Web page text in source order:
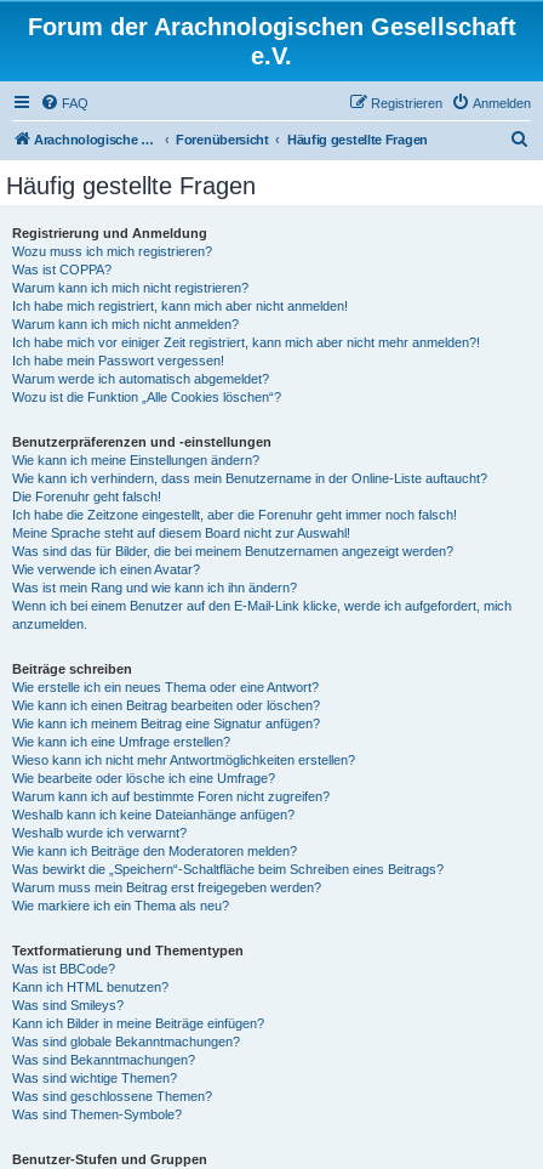
Forum der Arachnologischen Gesellschaft
e.V.
FAQ Anmelden
Registrieren
Arachnologische Gesellschaft e. V. Forenübersicht Häufig gestellte Fragen
Häufig gestellte Fragen
Registrierung und Anmeldung
Wozu muss ich mich registrieren?
Was ist COPPA?
Warum kann ich mich nicht registrieren?
Ich habe mich registriert, kann mich aber nicht anmelden!
Warum kann ich mich nicht anmelden?
Ich habe mich vor einiger Zeit registriert, kann mich aber nicht mehr anmelden?!
Ich habe mein Passwort vergessen!
Warum werde ich automatisch abgemeldet?
Wozu ist die Funktion „Alle Cookies löschen“?
Benutzerpräferenzen und -einstellungen
Wie kann ich meine Einstellungen ändern?
Wie kann ich verhindern, dass mein Benutzername in der Online-Liste auftaucht?
Die Forenuhr geht falsch!
Ich habe die Zeitzone eingestellt, aber die Forenuhr geht immer noch falsch!
Meine Sprache steht auf diesem Board nicht zur Auswahl!
Was sind das für Bilder, die bei meinem Benutzernamen angezeigt werden?
Wie verwende ich einen Avatar?
Was ist mein Rang und wie kann ich ihn ändern?
Wenn ich bei einem Benutzer auf den E-Mail-Link klicke, werde ich aufgefordert, mich
anzumelden.
Beiträge schreiben
Wie erstelle ich ein neues Thema oder eine Antwort?
Wie kann ich einen Beitrag bearbeiten oder löschen?
Wie kann ich meinem Beitrag eine Signatur anfügen?
Wie kann ich eine Umfrage erstellen?
Wieso kann ich nicht mehr Antwortmöglichkeiten erstellen?
Wie bearbeite oder lösche ich eine Umfrage?
Warum kann ich auf bestimmte Foren nicht zugreifen?
Weshalb kann ich keine Dateianhänge anfügen?
Weshalb wurde ich verwarnt?
Wie kann ich Beiträge den Moderatoren melden?
Was bewirkt die „Speichern“-Schaltfläche beim Schreiben eines Beitrags?
Warum muss mein Beitrag erst freigegeben werden?
Wie markiere ich ein Thema als neu?
Textformatierung und Thementypen
Was ist BBCode?
Kann ich HTML benutzen?
Was sind Smileys?
Kann ich Bilder in meine Beiträge einfügen?
Was sind globale Bekanntmachungen?
Was sind Bekanntmachungen?
Was sind wichtige Themen?
Was sind geschlossene Themen?
Was sind Themen-Symbole?
Benutzer-Stufen und Gruppen